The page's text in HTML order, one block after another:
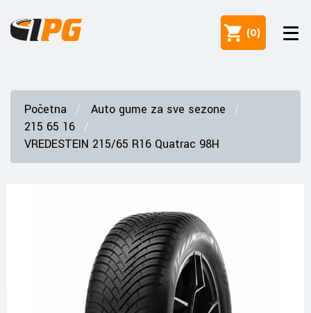
(0)
Početna
Auto gume za sve sezone
215 65 16
VREDESTEIN 215/65 R16 Quatrac 98H